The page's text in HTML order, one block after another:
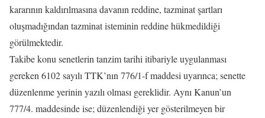
kararının kaldırılmasına davanın reddine, tazminat şartları
oluşmadığından tazminat isteminin reddine hükmedildiği
görülmektedir.
Takibe konu senetlerin tanzim tarihi itibariyle uygulanması
gereken 6102 sayılı TTK’nın 776/1-f maddesi uyarınca; senette
düzenlenme yerinin yazılı olması gereklidir. Aynı Kanun’un
777/4. maddesinde ise; düzenlendiği yer gösterilmeyen bir